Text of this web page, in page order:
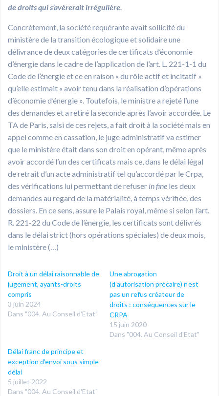
de droits qui s’avèrerait irrégulière.
Concrètement, la société requérante avait sollicité du
ministère de la transition écologique et solidaire une
délivrance de deux catégories de certificats d’économie
d’énergie dans le cadre de l’application de l’art. L. 221-1-1 du
Code de l’énergie et ce en raison « du rôle actif et incitatif »
qu’elle estimait « avoir tenu dans la réalisation d’opérations
d’économie d’énergie ». Toutefois, le ministre a rejeté l’une
des demandes et a retiré la seconde après l’avoir accordée. Le
TA de Paris, saisi de ces rejets, a fait droit à la société mais en
appel comme en cassation, le juge administratif va estimer
que le ministère était dans son droit en opérant, même après
avoir accordé l’un des certificats mais ce, dans le délai légal
de retrait d’un acte administratif tel qu’accordé par le Crpa,
des vérifications lui permettant de refuser in fine les deux
demandes au regard de la matérialité, à temps vérifiée, des
dossiers. En ce sens, assure le Palais royal, même si selon l’art.
R. 221-22 du Code de l’énergie, les certificats sont délivrés
dans le délai strict (hors opérations spéciales) de deux mois,
le ministère (…)
Droit à un délai raisonnable de
jugement, ayants-droits
compris
3 juin 2024
Dans "004. Au Conseil d'Etat"
Une abrogation
(d’autorisation précaire) n’est
pas un refus créateur de
droits : conséquences sur le
CRPA
15 juin 2020
Dans "004. Au Conseil d'Etat"
Délai franc de principe et
exception d’envoi sous simple
délai
5 juillet 2022
Dans "004. Au Conseil d'Etat"